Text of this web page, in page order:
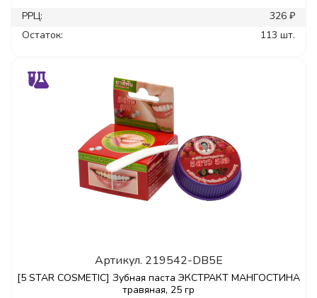
РРЦ:
326 ₽
Остаток:
113 шт.
Артикул. 219542-DB5E
[5 STAR COSMETIC] Зубная паста ЭКСТРАКТ МАНГОСТИНА
травяная, 25 гр